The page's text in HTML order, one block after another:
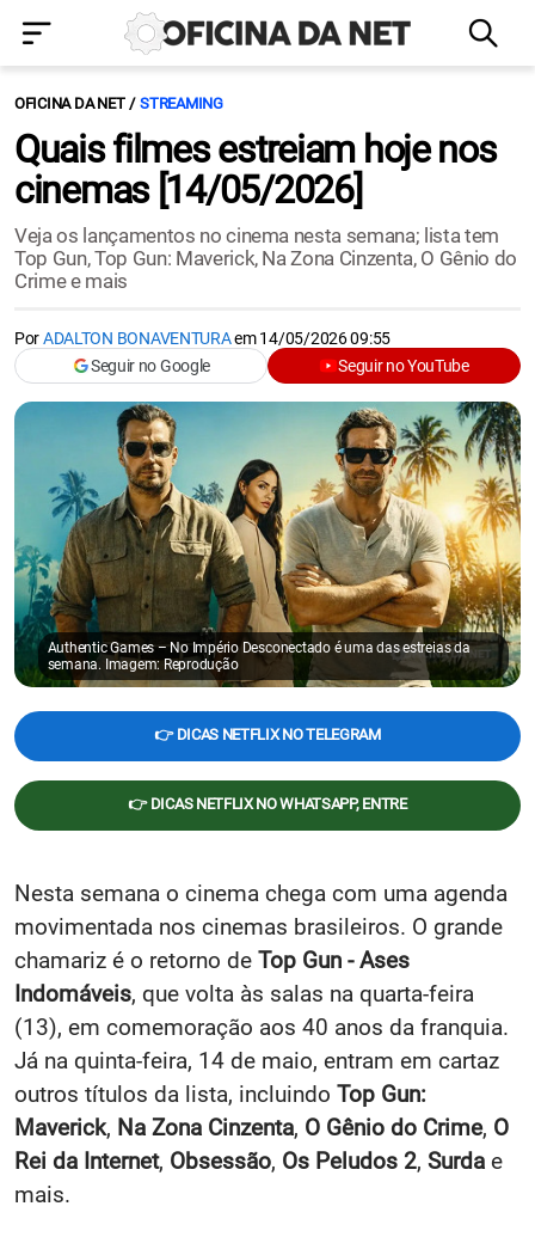
OFICINA DA NET STREAMING
Quais filmes estreiam hoje nos
cinemas [14/05/2026]
Veja os lançamentos no cinema nesta semana; lista tem
Top Gun, Top Gun: Maverick, Na Zona Cinzenta, O Gênio do
Crime e mais
PorADALTON BONAVENTURAem14/05/2026 09:55
Seguir no Google
Seguir no YouTube
Authentic Games – No Império Desconectado é uma das estreias da
semana. Imagem: Reprodução
👉 DICAS NETFLIX NO TELEGRAM
👉 DICAS NETFLIX NO WHATSAPP, ENTRE
Nesta semana o cinema chega com uma agenda
movimentada nos cinemas brasileiros. O grande
chamariz é o retorno de Top Gun - Ases
Indomáveis, que volta às salas na quarta-feira
(13), em comemoração aos 40 anos da franquia.
Já na quinta-feira, 14 de maio, entram em cartaz
outros títulos da lista, incluindo Top Gun:
Maverick, Na Zona Cinzenta, O Gênio do Crime, O
Rei da Internet, Obsessão, Os Peludos 2, Surda e
mais.